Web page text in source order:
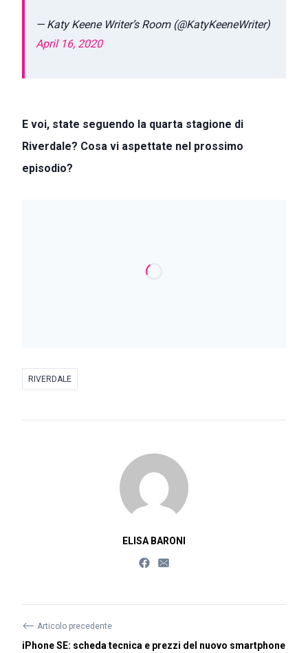
— Katy Keene Writer’s Room (@KatyKeeneWriter)
April 16, 2020
E voi, state seguendo la quarta stagione di
Riverdale? Cosa vi aspettate nel prossimo
episodio?
RIVERDALE
ELISA BARONI
⟵ Articolo precedente
iPhone SE: scheda tecnica e prezzi del nuovo smartphone